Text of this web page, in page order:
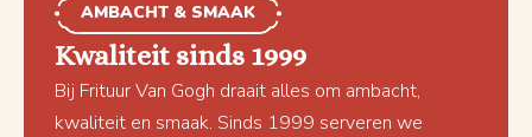
AMBACHT & SMAAK
Kwaliteit sinds 1999
Bij Frituur Van Gogh draait alles om ambacht,
kwaliteit en smaak. Sinds 1999 serveren we